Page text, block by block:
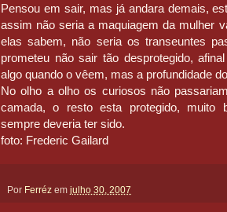
Pensou em sair, mas já andara demais,
assim não seria a maquiagem da mulher
elas sabem, não seria os transeuntes
prometeu não sair tão desprotegido,
algo quando o vêem, mas a profundidade
No olho a olho os curiosos não
camada, o resto esta protegido, muito
sempre deveria ter sido.
foto: Frederic Gailard
Por Ferréz em julho 30, 2007